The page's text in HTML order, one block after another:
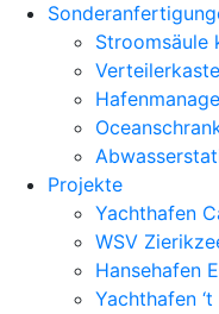
Stroomsäule
Projekte
Yachthafen
WSV
Hansehafen
Yachthafen